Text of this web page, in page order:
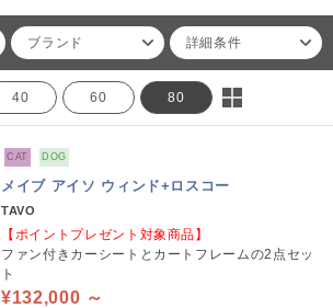
ブランド 詳細条件
40 60 80
CAT DOG
メイブ アイソ ウィンド+ロスコー
TAVO
【ポイントプレゼント対象商品】
ファン付きカーシートとカートフレームの2点セッ
ト
¥132,000 ～